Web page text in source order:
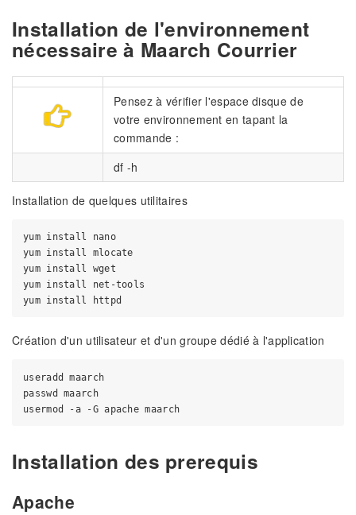
Installation de l'environnement
nécessaire à Maarch Courrier
Pensez à vérifier l'espace disque de
votre environnement en tapant la
commande :
df -h
Installation de quelques utilitaires
yum install nano
yum install mlocate
yum install wget
yum install net-tools
Création d'un utilisateur et d'un groupe dédié à l'application
useradd maarch
passwd maarch
Installation des prerequis
Apache